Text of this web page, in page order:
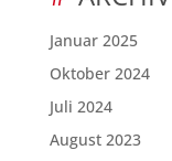
Januar 2025
Oktober 2024
Juli 2024
August 2023